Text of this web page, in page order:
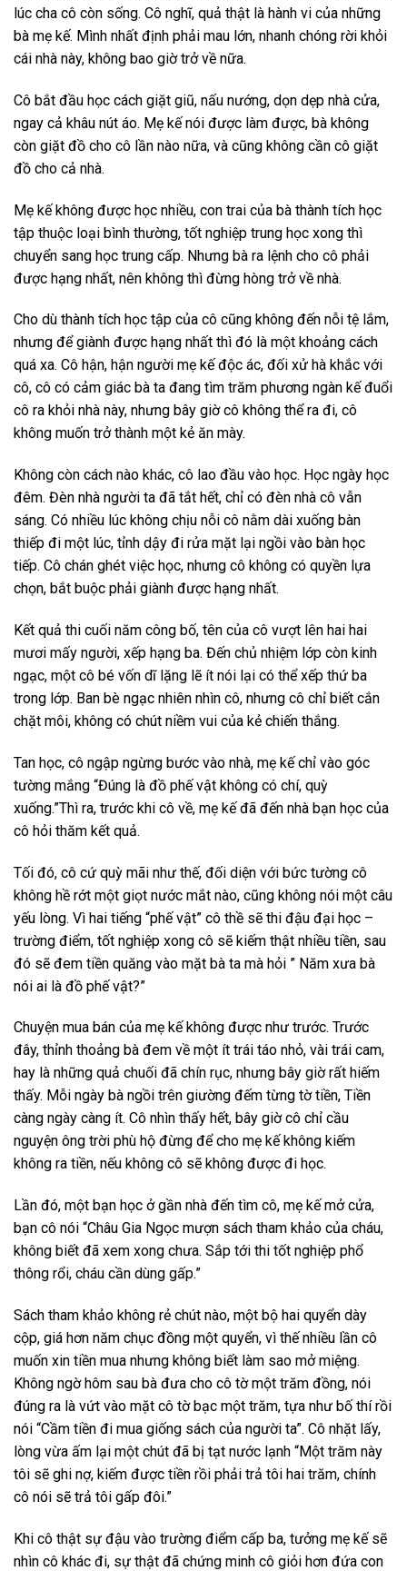
lúc cha cô còn sống. Cô nghĩ, quả thật là hành vi của những
bà mẹ kế. Mình nhất định phải mau lớn, nhanh chóng rời khỏi
cái nhà này, không bao giờ trở về nữa.
Cô bắt đầu học cách giặt giũ, nấu nướng, dọn dẹp nhà cửa,
ngay cả khâu nút áo. Mẹ kế nói được làm được, bà không
còn giặt đồ cho cô lần nào nữa, và cũng không cần cô giặt
đồ cho cả nhà.
Mẹ kế không được học nhiều, con trai của bà thành tích học
tập thuộc loại bình thường, tốt nghiệp trung học xong thì
chuyển sang học trung cấp. Nhưng bà ra lệnh cho cô phải
được hạng nhất, nên không thì đừng hòng trở về nhà.
Cho dù thành tích học tập của cô cũng không đến nỗi tệ lắm,
nhưng để giành được hạng nhất thì đó là một khoảng cách
quá xa. Cô hận, hận người mẹ kế độc ác, đối xử hà khắc với
cô, cô có cảm giác bà ta đang tìm trăm phương ngàn kế đuổi
cô ra khỏi nhà này, nhưng bây giờ cô không thể ra đi, cô
không muốn trở thành một kẻ ăn mày.
Không còn cách nào khác, cô lao đầu vào học. Học ngày học
đêm. Đèn nhà người ta đã tắt hết, chỉ có đèn nhà cô vẫn
sáng. Có nhiều lúc không chịu nỗi cô nằm dài xuống bàn
thiếp đi một lúc, tỉnh dậy đi rửa mặt lại ngồi vào bàn học
tiếp. Cô chán ghét việc học, nhưng cô không có quyền lựa
chọn, bắt buộc phải giành được hạng nhất.
Kết quả thi cuối năm công bố, tên của cô vượt lên hai hai
mươi mấy người, xếp hạng ba. Đến chủ nhiệm lớp còn kinh
ngạc, một cô bé vốn dĩ lặng lẽ ít nói lại có thể xếp thứ ba
trong lớp. Ban bè ngạc nhiên nhìn cô, nhưng cô chỉ biết cắn
chặt môi, không có chút niềm vui của kẻ chiến thắng.
Tan học, cô ngập ngừng bước vào nhà, mẹ kế chỉ vào góc
tường mắng “Đúng là đồ phế vật không có chí, quỳ
xuống.”Thì ra, trước khi cô về, mẹ kế đã đến nhà bạn học của
cô hỏi thăm kết quả.
Tối đó, cô cứ quỳ mãi như thế, đối diện với bức tường cô
không hề rớt một giọt nước mắt nào, cũng không nói một câu
yếu lòng. Vì hai tiếng “phế vật” cô thề sẽ thi đậu đại học –
trường điểm, tốt nghiệp xong cô sẽ kiếm thật nhiều tiền, sau
đó sẽ đem tiền quăng vào mặt bà ta mà hỏi ” Năm xưa bà
nói ai là đồ phế vật?”
Chuyện mua bán của mẹ kế không được như trước. Trước
đây, thỉnh thoảng bà đem về một ít trái táo nhỏ, vài trái cam,
hay là những quả chuối đã chín rục, nhưng bây giờ rất hiếm
thấy. Mỗi ngày bà ngồi trên giường đếm từng tờ tiền, Tiền
càng ngày càng ít. Cô nhìn thấy hết, bây giờ cô chỉ cầu
nguyện ông trời phù hộ đừng để cho mẹ kế không kiếm
không ra tiền, nếu không cô sẽ không được đi học.
Lần đó, một bạn học ở gần nhà đến tìm cô, mẹ kế mở cửa,
bạn cô nói “Châu Gia Ngọc mượn sách tham khảo của cháu,
không biết đã xem xong chưa. Sắp tới thi tốt nghiệp phổ
thông rổi, cháu cần dùng gấp.”
Sách tham khảo không rẻ chút nào, một bộ hai quyển dày
cộp, giá hơn năm chục đồng một quyển, vì thế nhiều lần cô
muốn xin tiền mua nhưng không biết làm sao mở miệng.
Không ngờ hôm sau bà đưa cho cô tờ một trăm đồng, nói
đúng ra là vứt vào mặt cô tờ bạc một trăm, tựa như bố thí rồi
nói “Cầm tiền đi mua giống sách của người ta”. Cô nhặt lấy,
lòng vừa ấm lại một chút đã bị tạt nước lạnh “Một trăm này
tôi sẽ ghi nợ, kiếm được tiền rồi phải trả tôi hai trăm, chính
cô nói sẽ trả tôi gấp đôi.”
Khi cô thật sự đậu vào trường điểm cấp ba, tưởng mẹ kế sẽ
nhìn cô khác đi, sự thật đã chứng minh cô giỏi hơn đứa con